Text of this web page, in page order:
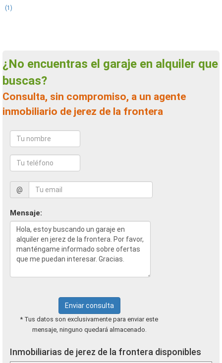
(1)
¿No encuentras el garaje en alquiler que
buscas?
Consulta, sin compromiso, a un agente
inmobiliario de jerez de la frontera
@
Mensaje:
Enviar consulta
* Tus datos son exclusivamente para enviar este
mensaje, ninguno quedará almacenado.
Inmobiliarias de jerez de la frontera disponibles